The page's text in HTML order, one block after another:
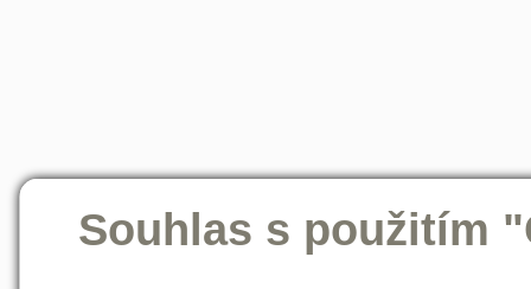
Souhlas s použitím